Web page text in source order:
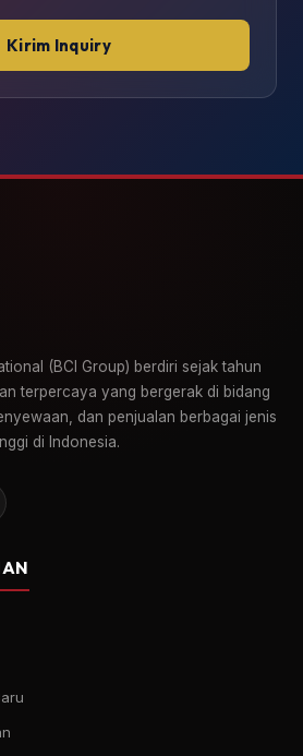
Kirim Inquiry
(BCI Group) berdiri sejak tahun
terpercaya yang bergerak di bidang
dan penjualan berbagai jenis
di Indonesia.